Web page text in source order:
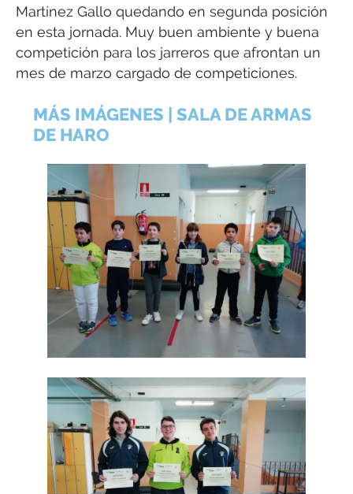
Martínez Gallo quedando en segunda posición
en esta jornada. Muy buen ambiente y buena
competición para los jarreros que afrontan un
mes de marzo cargado de competiciones.
MÁS IMÁGENES | SALA DE ARMAS
DE HARO